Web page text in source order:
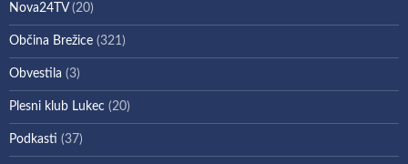
Nova24TV(20)
Občina Brežice (321)
Obvestila (3)
Plesni klub Lukec (20)
Podkasti (37)